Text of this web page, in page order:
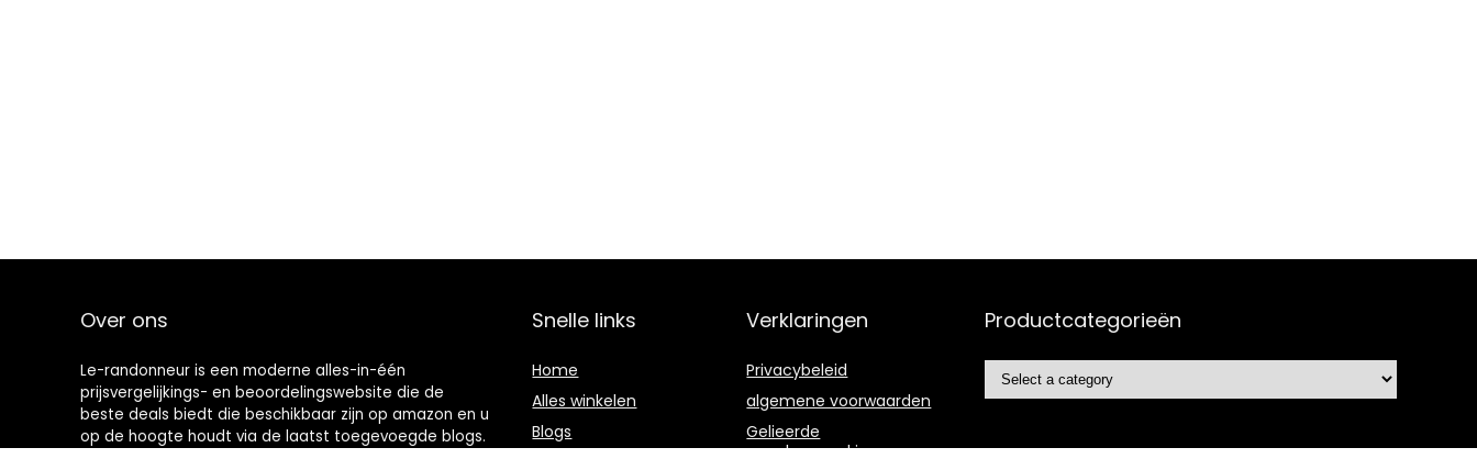
Over ons
Le-randonneur is een moderne alles-in-één
prijsvergelijkings- en beoordelingswebsite die de
beste deals biedt die beschikbaar zijn op amazon en u
op de hoogte houdt via de laatst toegevoegde blogs.
Snelle links
Home
Alles winkelen
Blogs
Verklaringen
Privacybeleid
algemene voorwaarden
Gelieerde
openbaarmaking
Productcategorieën